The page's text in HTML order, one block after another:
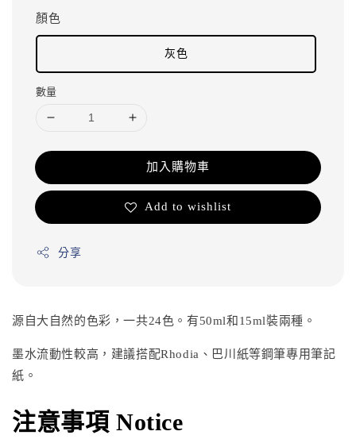
顏色
灰色
數量
加入購物車
Add to wishlist
分享
源自大自然的色彩，一共24色。有50ml和15ml裝兩種。
墨水流動性較高，建議搭配Rhodia、巴川紙等鋼筆專用筆記
紙。
注意事項 Notice